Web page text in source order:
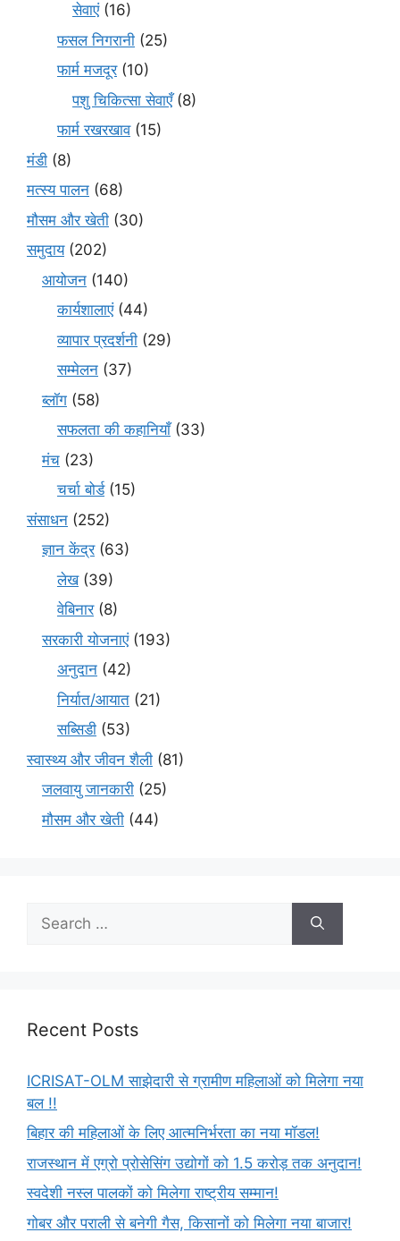
सेवाएं(16)
फसल निगरानी (25)
फार्म मजदूर(10)
पशु चिकित्सा सेवाएँ(8)
फार्म रखरखाव(15)
मंडी (8)
मत्स्य पालन (68)
मौसम और खेती (30)
समुदाय(202)
आयोजन (140)
कार्यशालाएं(44)
व्यापार प्रदर्शनी (29)
सम्मेलन (37)
ब्लॉग (58)
सफलता की कहानियाँ(33)
मंच (23)
चर्चा बोर्ड(15)
संसाधन (252)
ज्ञान केंद्र(63)
लेख(39)
वेबिनार(8)
सरकारी योजनाएं(193)
अनुदान (42)
निर्यात/आयात (21)
सब्सिडी (53)
स्वास्थ्य और जीवन शैली (81)
जलवायु जानकारी (25)
मौसम और खेती (44)
Recent Posts
ICRISAT-OLM साझेदारी से ग्रामीण महिलाओं को मिलेगा नया
बल !!
बिहार की महिलाओं के लिए आत्मनिर्भरता का नया मॉडल!
राजस्थान में एग्रो प्रोसेसिंग उद्योगों को 1.5 करोड़ तक अनुदान!
स्वदेशी नस्ल पालकों को मिलेगा राष्ट्रीय सम्मान!
गोबर और पराली से बनेगी गैस, किसानों को मिलेगा नया बाजार!